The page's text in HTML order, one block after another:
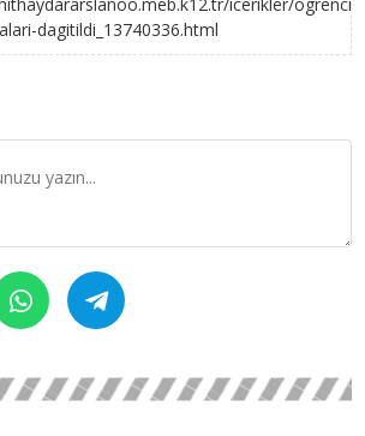
dagitildi_13740336.html